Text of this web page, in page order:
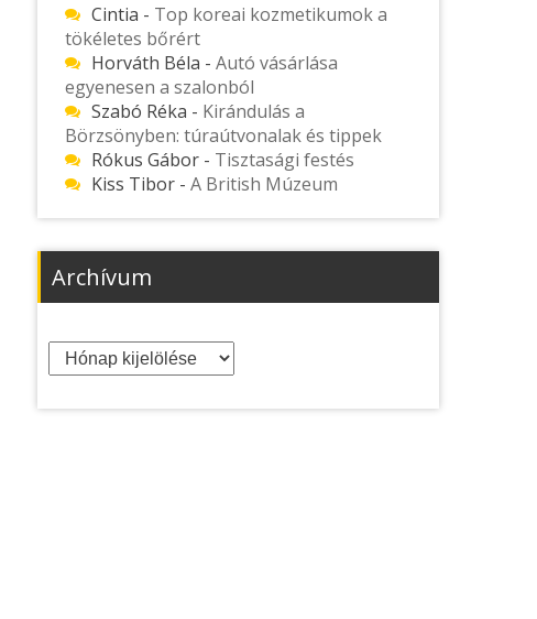
Cintia - Top koreai kozmetikumok a
tökéletes bőrért
Horváth Béla - Autó vásárlása
egyenesen a szalonból
Szabó Réka - Kirándulás a
Börzsönyben: túraútvonalak és tippek
Rókus Gábor- Tisztasági festés
Kiss Tibor- A British Múzeum
Archívum
Archívum